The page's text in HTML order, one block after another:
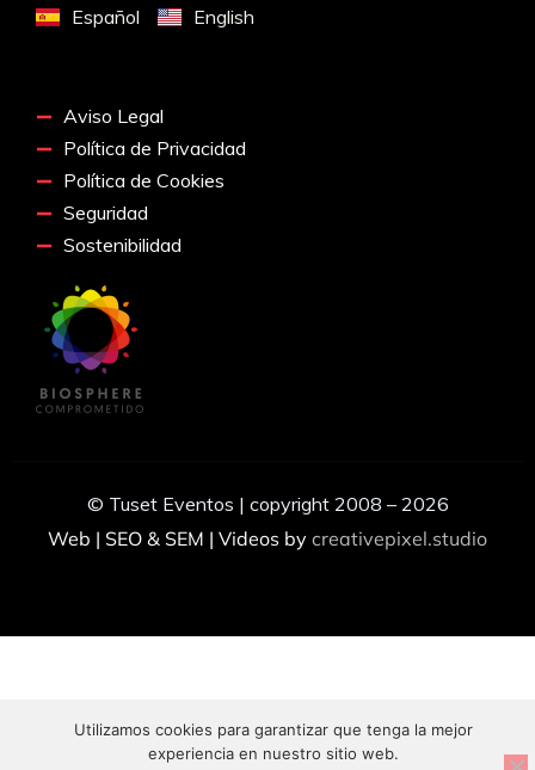
Español English
Aviso Legal
Política de Privacidad
Política de Cookies
Seguridad
Sostenibilidad
© Tuset Eventos | copyright 2008 – 2026
Web | SEO & SEM | Videos by creativepixel.studio
Utilizamos cookies para garantizar que tenga la mejor
experiencia en nuestro sitio web.